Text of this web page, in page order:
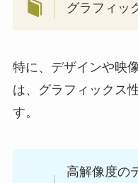
グラフィッ
特に、デザインや映
は、グラフィックス
す。
高解像度の